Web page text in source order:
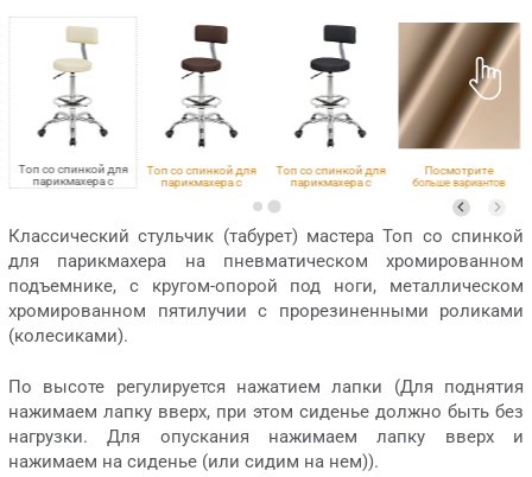
Топ со спинкой для
парикмахера с
Топ со спинкой для
парикмахера с
Топ со спинкой для
парикмахера с
Посмотрите
больше вариантов
Классический стульчик (табурет) мастера Топ со спинкой
для парикмахера на пневматическом хромированном
подъемнике, с кругом-опорой под ноги, металлическом
хромированном пятилучии с прорезиненными роликами
(колесиками).
По высоте регулируется нажатием лапки (Для поднятия
нажимаем лапку вверх, при этом сиденье должно быть без
нагрузки. Для опускания нажимаем лапку вверх и
нажимаем на сиденье (или сидим на нем)).